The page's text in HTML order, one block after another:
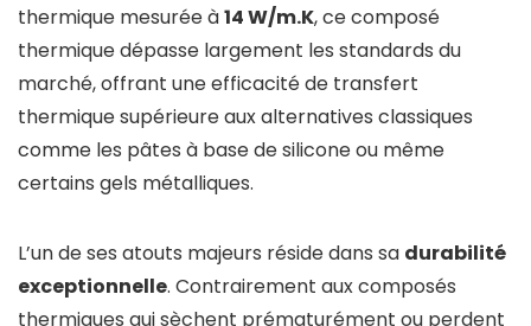
thermique mesurée à14 W/m.K, ce composé
thermique dépasse largement les standards du
marché, offrant une efficacité de transfert
thermique supérieure aux alternatives classiques
comme les pâtes à base de silicone ou même
certains gels métalliques.
L’un de ses atouts majeurs réside dans sa durabilité
exceptionnelle. Contrairement aux composés
thermiques qui sèchent prématurément ou perdent